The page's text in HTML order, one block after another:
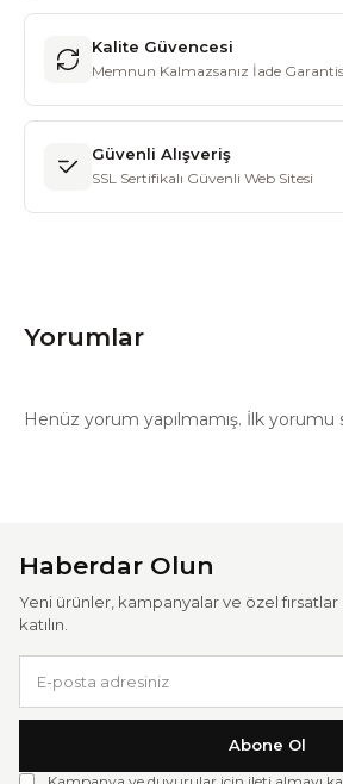
Kalite Güvencesi
Memnun Kalmazsanız İade
Güvenli Alışveriş
SSL Sertifikalı Güvenli Web Sitesi
Yorumlar
Henüz yorum yapılmamış. İlk yorumu
Haberdar Olun
Yeni ürünler, kampanyalar ve özel
katılın.
Abone Ol